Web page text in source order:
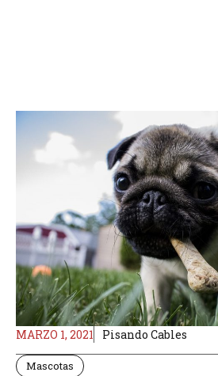
MARZO 1, 2021 Pisando Cables
Mascotas